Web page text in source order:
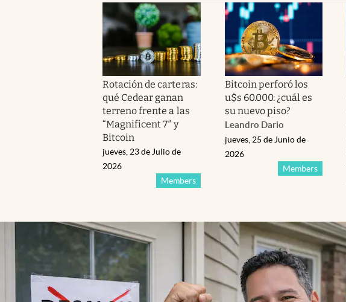
Rotación de carteras:
qué Cedear ganan
terreno frente a las
“Magnificent 7″ y
Bitcoin
Members
jueves, 23 de Julio de
2026
Bitcoin perforó los
u$s 60.000: ¿cuál es
su nuevo piso?
Leandro Dario
Members
jueves, 25 de Junio de
2026